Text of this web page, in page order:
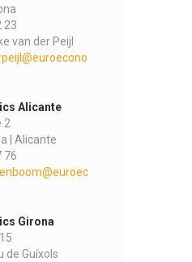
23
van der Peijl
Alicante
2
| Alicante
76
Girona
de Guíxols